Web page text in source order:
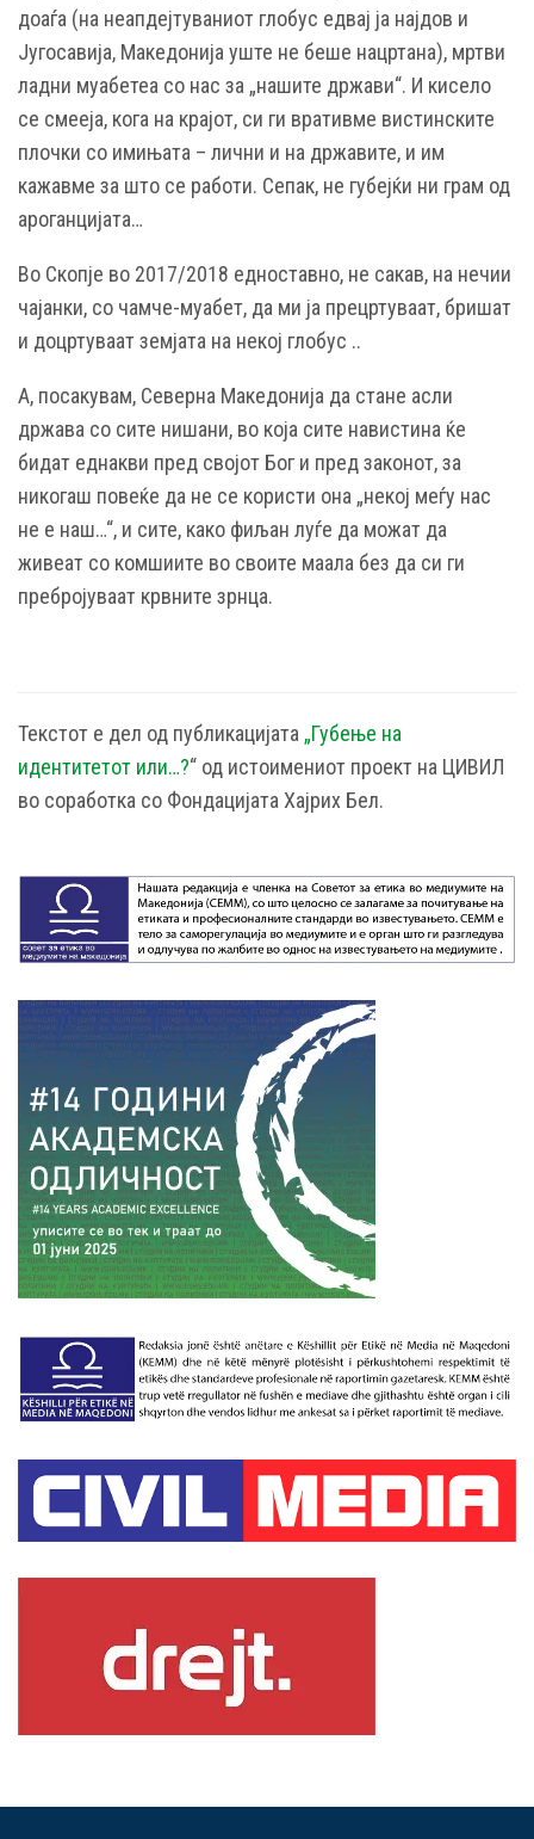
доаѓа (на неапдејтуваниот глобус едвај ја најдов и
Југосавија, Македонија уште не беше нацртана), мртви
ладни муабетеа со нас за „нашите држави“. И кисело
се смееја, кога на крајот, си ги вративме вистинските
плочки со имињата – лични и на државите, и им
кажавме за што се работи. Сепак, не губејќи ни грам од
ароганцијата…
Во Скопје во 2017/2018 едноставно, не сакав, на нечии
чајанки, со чамче-муабет, да ми ја прецртуваат, бришат
и доцртуваат земјата на некој глобус ..
А, посакувам, Северна Македонија да стане асли
држава со сите нишани, во која сите навистина ќе
бидат еднакви пред својот Бог и пред законот, за
никогаш повеќе да не се користи она „некој меѓу нас
не е наш…“, и сите, како фиљан луѓе да можат да
живеат со комшиите во своите маала без да си ги
пребројуваат крвните зрнца.
Текстот е дел од публикацијата „Губење на
идентитетот или…?“ од истоимениот проект на ЦИВИЛ
во соработка со Фондацијата Хајрих Бел.